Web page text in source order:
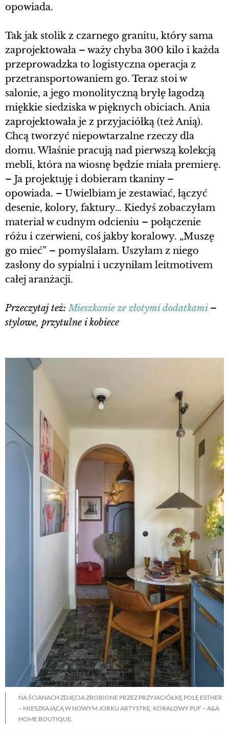
opowiada.
Tak jak stolik z czarnego granitu, który sama
zaprojektowała – waży chyba 300 kilo i każda
przeprowadzka to logistyczna operacja z
przetransportowaniem go. Teraz stoi w
salonie, a jego monolityczną bryłę łagodzą
miękkie siedziska w pięknych obiciach. Ania
zaprojektowała je z przyjaciółką (też Anią).
Chcą tworzyć niepowtarzalne rzeczy dla
domu. Właśnie pracują nad pierwszą kolekcją
mebli, która na wiosnę będzie miała premierę.
– Ja projektuję i dobieram tkaniny –
opowiada. – Uwielbiam je zestawiać, łączyć
desenie, kolory, faktury… Kiedyś zobaczyłam
materiał w cudnym odcieniu – połączenie
różu i czerwieni, coś jakby koralowy. „Muszę
go mieć” – pomyślałam. Uszyłam z niego
zasłony do sypialni i uczyniłam leitmotivem
całej aranżacji.
Przeczytaj też:Mieszkanie ze złotymi dodatkami –
stylowe, przytulne i kobiece
NA ŚCIANACH ZDJĘCIA ZROBIONE PRZEZ PRZYJACIÓŁKĘ POLĘ ESTHER
– MIESZKAJĄCĄ W NOWYM JORKU ARTYSTKĘ. KORALOWY PUF – A&A
HOME BOUTIQUE.